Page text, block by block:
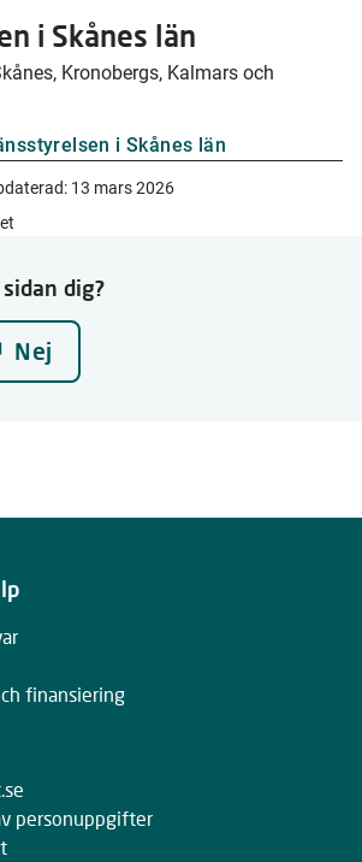
i Skånes län
Kronobergs, Kalmars och
i Skånes län
13 mars 2026
dig?
Nej
finansiering
personuppgifter